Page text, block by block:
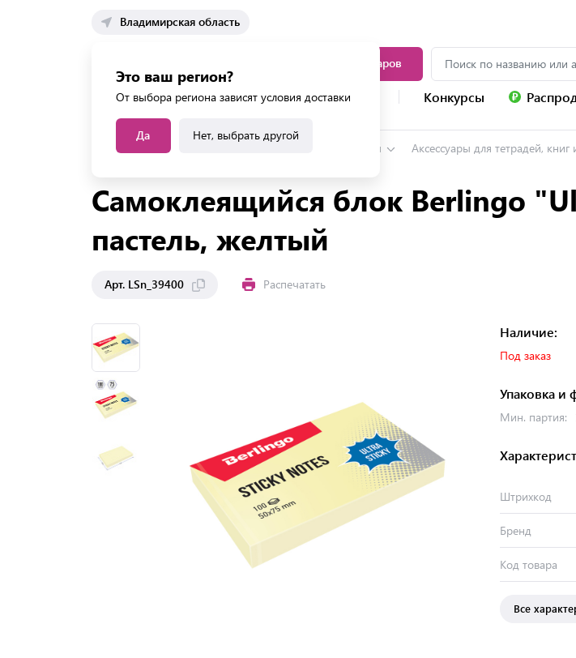
Владимирская область
Это ваш регион?
От выбора региона зависят условия доставки
Да Нет, выбрать другой
Каталог товаров
Каталог услуг Конкурсы
Главная Каталог Школьные канцтовары Аксессуары для тетрадей,
Самоклеящийся блок Berlingo
пастель, желтый
Арт. LSn_39400 Распечатать
Наличие:
Под заказ
Упаковка и
Мин. партия:
Штрихкод
Бренд
Код товара
Все